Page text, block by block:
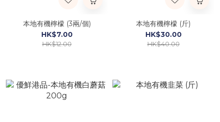
本地有機檸檬 (3兩/個)
HK$7.00
HK$12.00
本地有機檸檬 (斤)
HK$30.00
HK$40.00